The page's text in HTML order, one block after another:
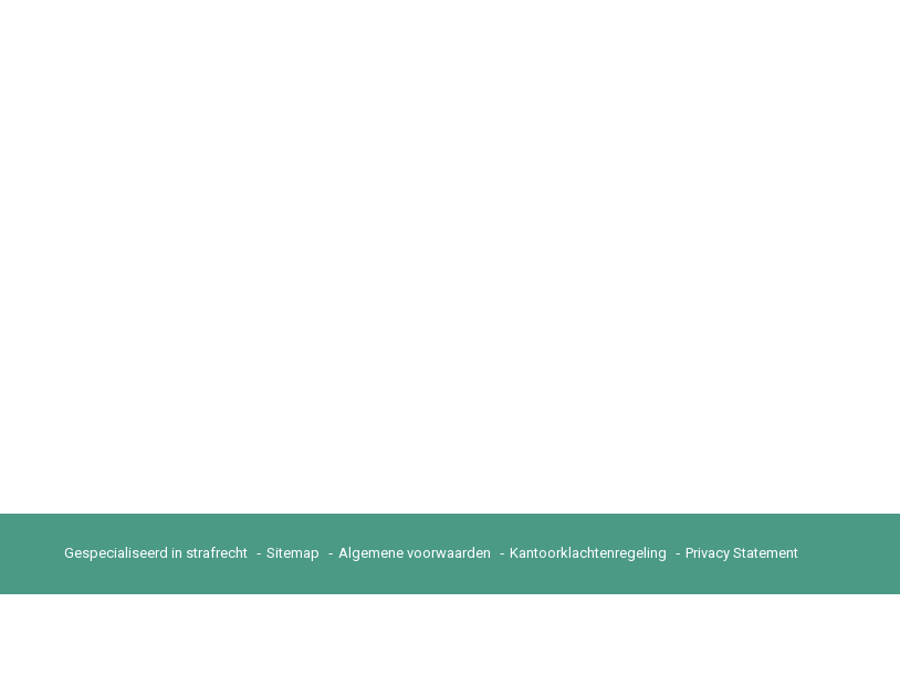
Gespecialiseerd in strafrecht Sitemap Algemene voorwaarden Kantoorklachtenregeling Privacy Statement